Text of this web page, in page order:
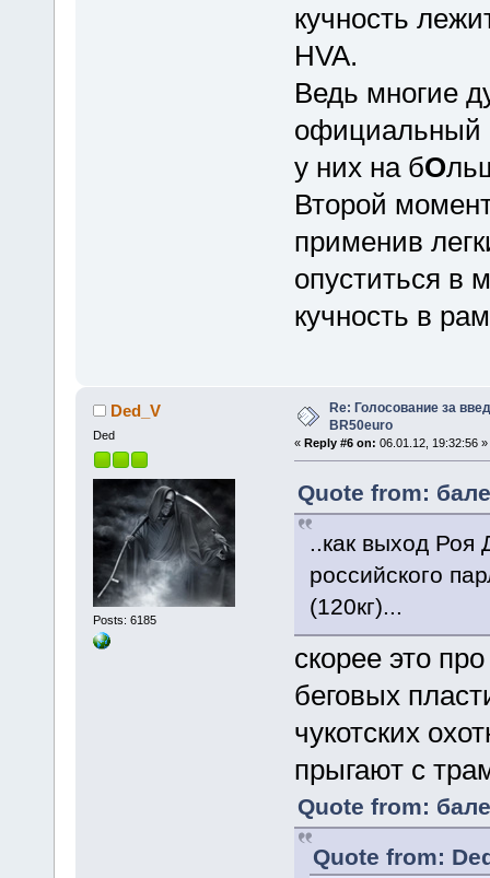
кучность
HVA.
Ведь многие
официальный
у них на бО
Второй
применив
опуститься в
кучность в
Ded_V
Ded
Posts: 6185
Re: Голосование за
BR50euro
« Reply #6 on: 06.01.12, 19:32:56 »
Quote from:
..как выход Роя
российского
(120кг)...
скорее это
беговых
чукотских
прыгают с
Quote from:
Quote from: